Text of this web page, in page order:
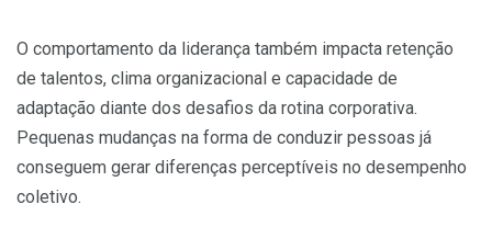
O comportamento da liderança também impacta retenção
de talentos, clima organizacional e capacidade de
adaptação diante dos desafios da rotina corporativa.
Pequenas mudanças na forma de conduzir pessoas já
conseguem gerar diferenças perceptíveis no desempenho
coletivo.